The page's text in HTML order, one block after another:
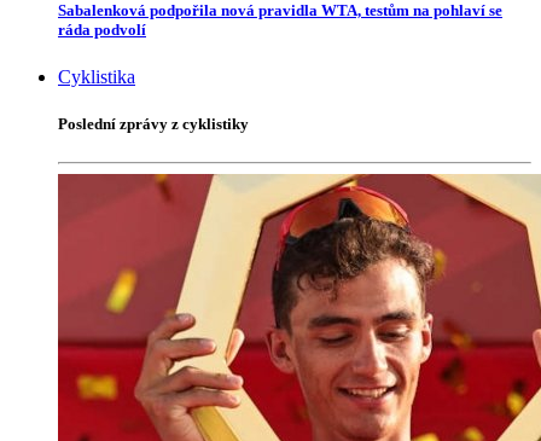
Sabalenková podpořila nová pravidla WTA, testům na pohlaví se
ráda podvolí
Cyklistika
Poslední zprávy z cyklistiky